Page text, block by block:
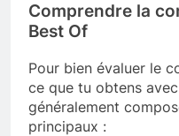
Comprendre la
Best Of
Pour bien évaluer le
ce que tu obtens
généralement
principaux :